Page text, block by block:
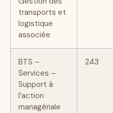
transports et
logistique
associée
BTS –
Services –
Support à
l’action
managériale
243